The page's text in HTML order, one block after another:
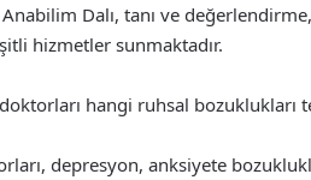
Dalı, tanı ve
hizmetler sunmaktadır.
hangi ruhsal bozuklukları
depresyon, anksiyete